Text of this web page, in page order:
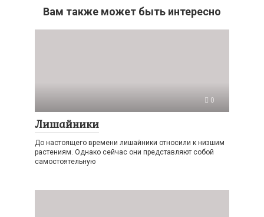
Вам также может быть интересно
0
Лишайники
До настоящего времени лишайники относили к низшим
растениям. Однако сейчас они представляют собой
самостоятельную